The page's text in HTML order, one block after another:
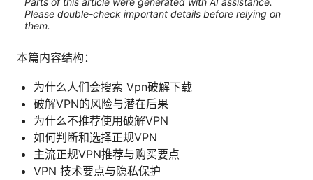
Please double-check important details before relying on
them.
本篇内容结构：
为什么人们会搜索 Vpn破解下载
破解VPN的风险与潜在后果
为什么不推荐使用破解VPN
如何判断和选择正规VPN
主流正规VPN推荐与购买要点
VPN 技术要点与隐私保护